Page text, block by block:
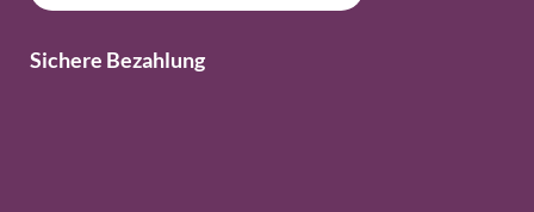
Sichere Bezahlung